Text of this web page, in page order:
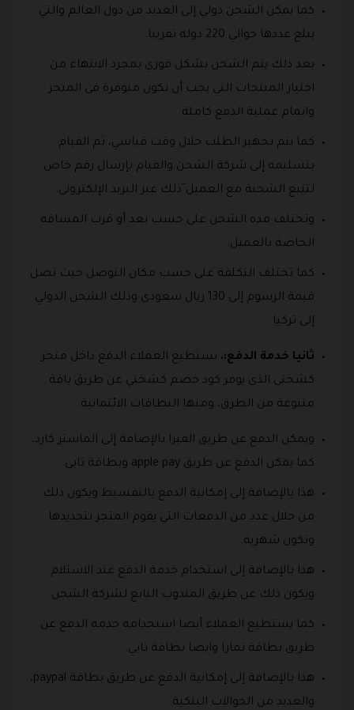
كما يمكن الشحن دولي إلى العديد من دول العالم والتي
يبلغ عددها حوالي 220 دولة تقريبا.
بعد ذلك يتم الشحن بشكل فوري بمجرد الانتهاء من
اختيار المنتجات التي يجب أن تكون متوفرة في المتجر
واتمام عملية الدفع كاملة.
كما يتم تجهيز الطلب خلال وقت قياسي، ثم القيام
بتسليمه إلى شركة الشحن والقيام بإرسال رقم خاص
لتتبع الشحنة مع العميل َذلك عبر البريد الإلكتروني.
وتختلف مدة الشحن على حسب بعد أو قرب المسافة
الخاصة بالعميل.
كما تختلف التكلفة على حسب مكان التوصل حيث تصل
قيمة الرسوم إلى 130 ريال سعودي وذلك الشحن الدولي
إلى تركيا.
ثانيا خدمة الدفع:. يستطيع العملاء الدفع داخل متجر
كشختي الذي يوفر كود خصم كشختي عن طريق باقة
متنوعة من الطرق، ومنها البطاقات الائتمانية.
ويمكن الدفع عن طريق الفيزا بالإضافة إلى الماستر كارد،
كما يمكن الدفع عن طريق apple pay وبطاقة تابي.
هذا بالإضافة إلى إمكانية الدفع بالتقسيط ويكون ذلك
من خلال عدد من الدفعات التي يقوم المتجر بتحديدها
وتكون شهرية.
هذا بالإضافة إلى استخدام خدمة الدفع عند الاستلام
ويكون ذلك عن طريق المندوب التابع لشركة الشحن.
كما يستطيع العملاء أيضا استخدامه خدمة الدفع عن
طريق بطاقة تمارا وايضا بطاقة تابي.
هذا بالإضافة إلى إمكانية الدفع عن طريق بطاقة paypal،
والعديد من الحوالات البنكية.